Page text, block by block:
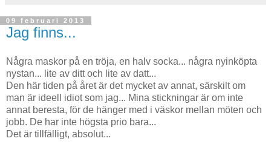
09 februari 2013
Jag finns...
Några maskor på en tröja, en halv socka... några nyinköpta
nystan... lite av ditt och lite av datt...
Den här tiden på året är det mycket av annat, särskilt om
man är ideell idiot som jag... Mina stickningar är om inte
annat beresta, för de hänger med i väskor mellan möten och
jobb. De har inte högsta prio bara...
Det är tillfälligt, absolut...